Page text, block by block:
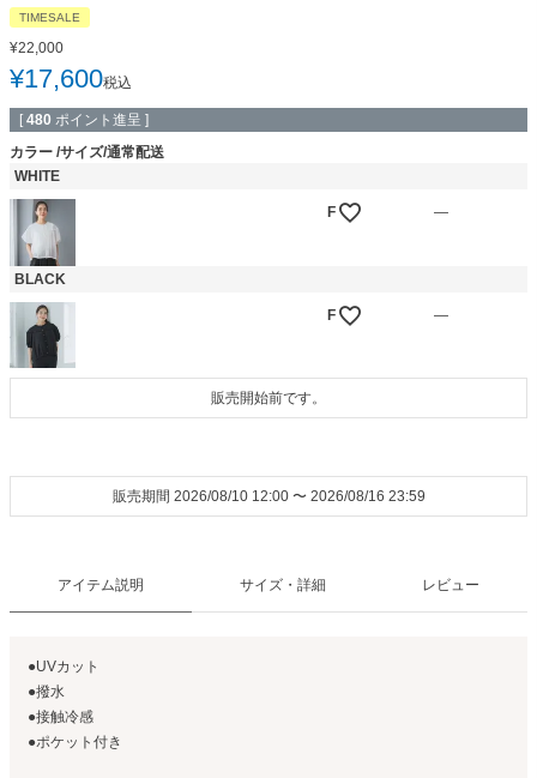
TIMESALE
¥22,000
¥17,600税込
[ 480 ポイント進呈 ]
カラー サイズ/通常配送
WHITE
F —
BLACK
F —
販売開始前です。
販売期間 2026/08/10 12:00 〜 2026/08/16 23:59
アイテム説明 サイズ・詳細 レビュー
●UVカット
●撥水
●接触冷感
●ポケット付き